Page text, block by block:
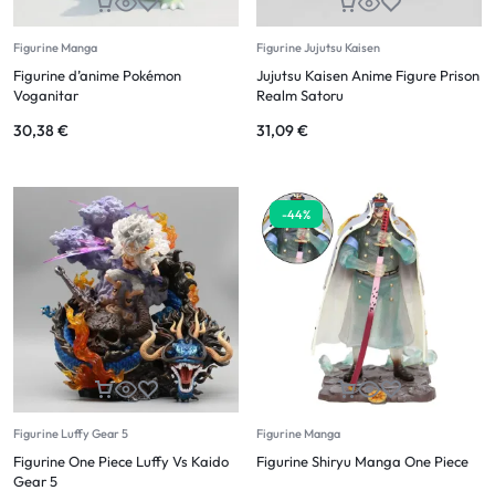
Figurine Manga
Figurine d’anime Pokémon
Voganitar
30,38€
Figurine Jujutsu Kaisen
Jujutsu Kaisen Anime Figure Prison
Realm Satoru
31,09€
Figurine Luffy Gear 5
Figurine One Piece Luffy Vs Kaido
Gear 5
-44%
Figurine Manga
Figurine Shiryu Manga One Piece